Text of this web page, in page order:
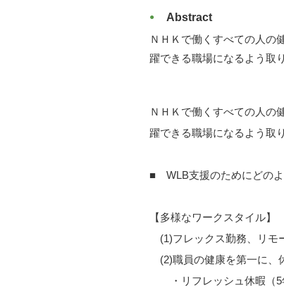
Abstract
ＮＨＫで働くすべての人の
躍できる職場になるよう取
ＮＨＫで働くすべての人の
躍できる職場になるよう取
■ WLB支援のためにどのよ
【多様なワークスタイル】
(1)フレックス勤務、リモ
(2)職員の健康を第一に、
・リフレッシュ休暇（5